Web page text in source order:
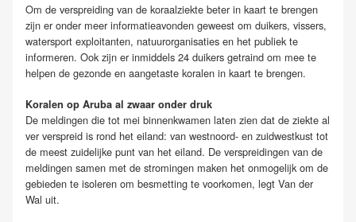
Om de verspreiding van de koraalziekte beter in kaart te brengen
zijn er onder meer informatieavonden geweest om duikers, vissers,
watersport exploitanten, natuurorganisaties en het publiek te
informeren. Ook zijn er inmiddels 24 duikers getraind om mee te
helpen de gezonde en aangetaste koralen in kaart te brengen.
Koralen op Aruba al zwaar onder druk
De meldingen die tot mei binnenkwamen laten zien dat de ziekte al
ver verspreid is rond het eiland: van westnoord- en zuidwestkust tot
de meest zuidelijke punt van het eiland. De verspreidingen van de
meldingen samen met de stromingen maken het onmogelijk om de
gebieden te isoleren om besmetting te voorkomen, legt Van der
Wal uit.